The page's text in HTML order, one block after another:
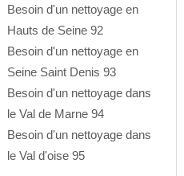
Besoin d'un nettoyage en
Hauts de Seine 92
Besoin d'un nettoyage en
Seine Saint Denis 93
Besoin d'un nettoyage dans
le Val de Marne 94
Besoin d'un nettoyage dans
le Val d'oise 95